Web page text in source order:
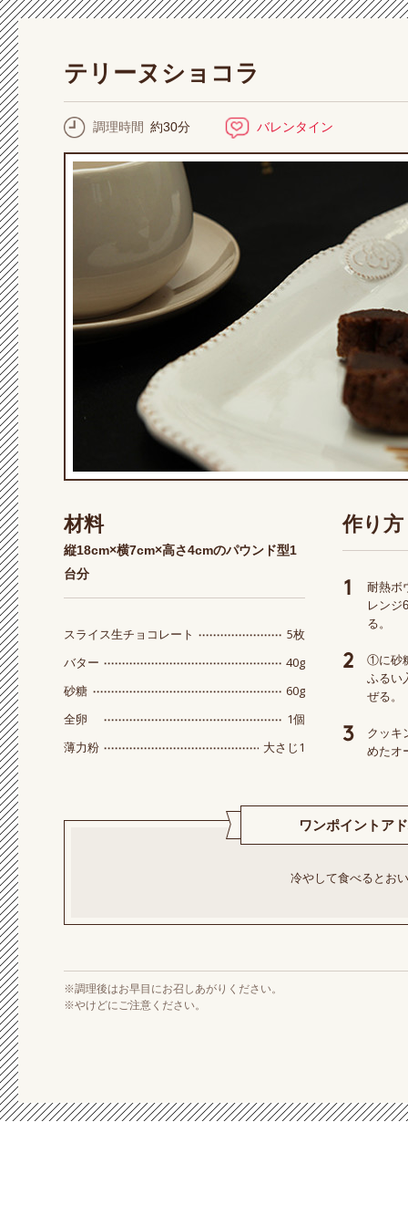
テリーヌショコラ
調理時間 約30分 バレンタイン
材料
縦18cm×横7cm×高さ4cmのパウンド型1
台分
スライス生チョコレート 5枚
バター 40g
砂糖 60g
全卵 1個
薄力粉 大さじ1
作り方
耐熱ボ
レンジ
る。
①に砂
ふるい
ぜる。
クッキ
めたオ
ワンポイントア
冷やして食べるとお
※調理後はお早目にお召しあがりください。
※やけどにご注意ください。